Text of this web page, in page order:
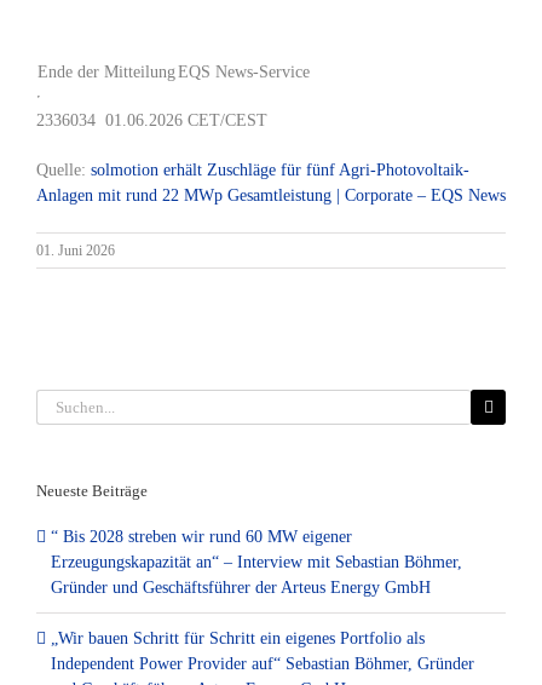
Ende der MitteilungEQS News-Service
2336034 01.06.2026 CET/CEST
Quelle: solmotion erhält Zuschläge für fünf Agri-Photovoltaik-
Anlagen mit rund 22 MWp Gesamtleistung | Corporate – EQS News
01. Juni 2026
Suche
nach:
Neueste Beiträge
“ Bis 2028 streben wir rund 60 MW eigener
Erzeugungskapazität an“ – Interview mit Sebastian Böhmer,
Gründer und Geschäftsführer der Arteus Energy GmbH
„Wir bauen Schritt für Schritt ein eigenes Portfolio als
Independent Power Provider auf“ Sebastian Böhmer, Gründer